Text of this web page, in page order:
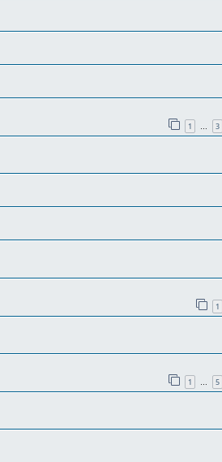
1 … 3
1
1 … 5